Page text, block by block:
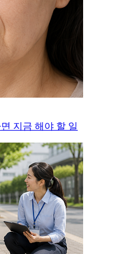
지금 해야 할 일